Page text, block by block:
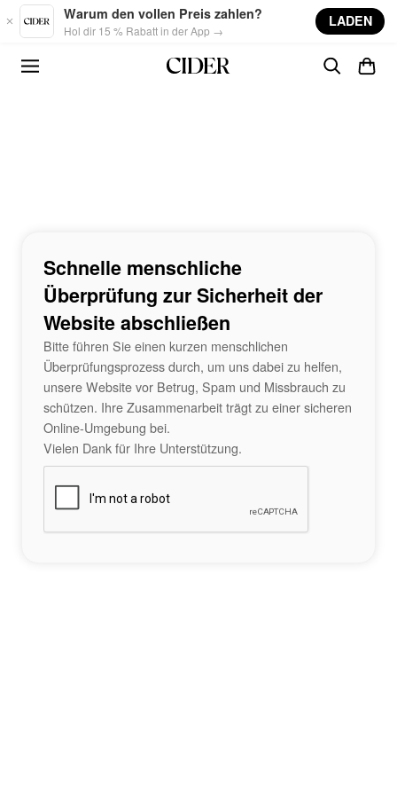
Skip to main content
Warum den vollen Preis zahlen?
Hol dir 15 % Rabatt in der App →
LADEN
Schnelle menschliche
Überprüfung zur Sicherheit der
Website abschließen
Bitte führen Sie einen kurzen menschlichen
Überprüfungsprozess durch, um uns dabei zu helfen,
unsere Website vor Betrug, Spam und Missbrauch zu
schützen. Ihre Zusammenarbeit trägt zu einer sicheren
Online-Umgebung bei.
Vielen Dank für Ihre Unterstützung.